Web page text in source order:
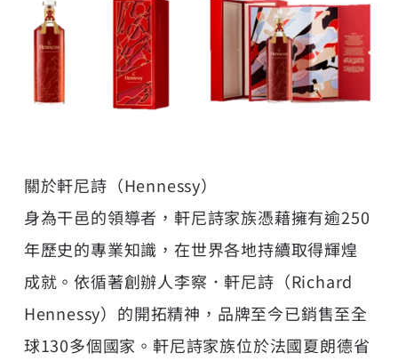
關於軒尼詩（Hennessy）
身為干邑的領導者，軒尼詩家族憑藉擁有逾250
年歷史的專業知識，在世界各地持續取得輝煌
成就。依循著創辦人李察．軒尼詩（Richard
Hennessy）的開拓精神，品牌至今已銷售至全
球130多個國家。軒尼詩家族位於法國夏朗德省